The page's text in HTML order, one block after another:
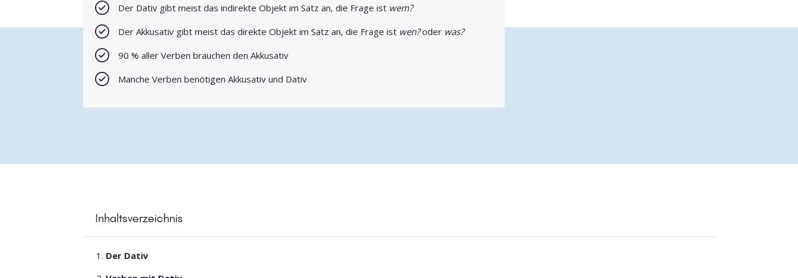
Der Dativ gibt meist das indirekte Objekt im Satz an, die Frage ist wem?
Der Akkusativ gibt meist das direkte Objekt im Satz an, die Frage ist wen?oder was?
90 % aller Verben brauchen den Akkusativ
Manche Verben benötigen Akkusativ und Dativ
Inhaltsverzeichnis
Der Dativ